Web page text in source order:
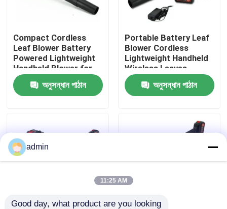
কারখানার প্রদর্শন
আমাদের সাথে যোগাযোগ
পেট্রল চেইনসো
বৈদ্যুতিক চেইনসো
Compact Cordless
Leaf Blower Battery
Powered Lightweight
Handheld Blower for
Home Garden Use
অনুসন্ধান পাঠান
Portable Battery Leaf
Blower Cordless
Lightweight Handheld
Wireless Leaves
Blower for Home Yard
Use
অনুসন্ধান পাঠান
admin
11:25 AM
Good day, what product are you looking